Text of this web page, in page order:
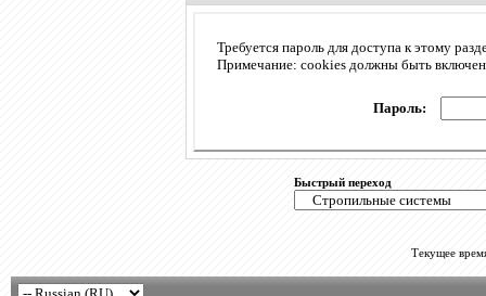
Требуется пароль для доступа к этому
Примечание: cookies должны быть
Пароль:
Быстрый переход
Текущее